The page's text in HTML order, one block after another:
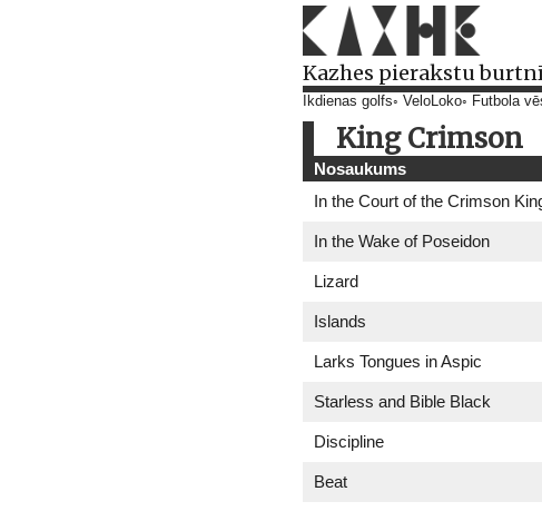
Kazhes pierakstu
Ikdienas golfs VeloLoko Futbola
King Crimson
Nosaukums
In the Court of the Crimson
In the Wake of Poseidon
Lizard
Islands
Larks Tongues in Aspic
Starless and Bible Black
Discipline
Beat